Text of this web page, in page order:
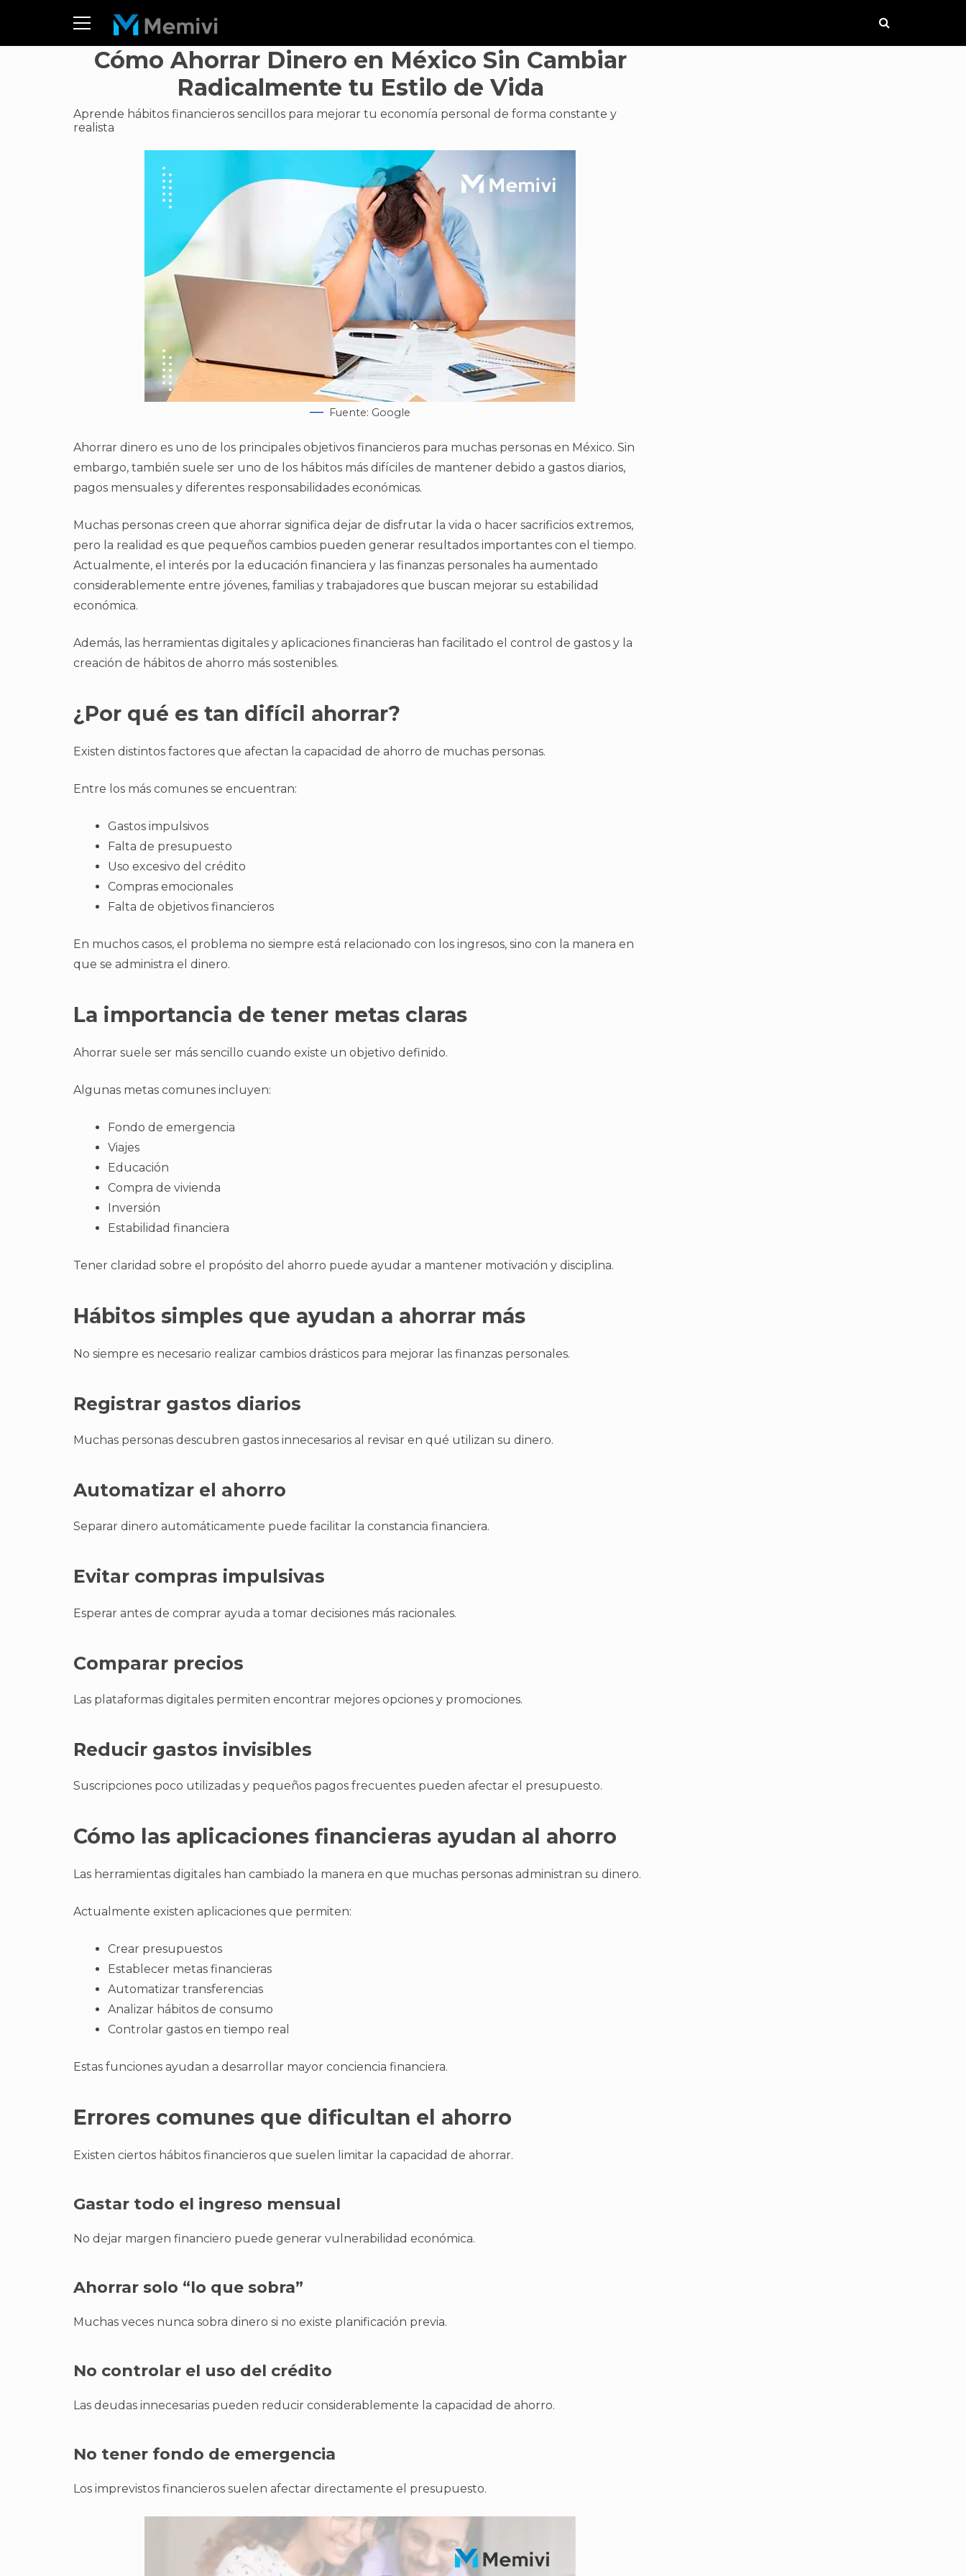
Cómo Ahorrar Dinero en México Sin Cambiar
Radicalmente tu Estilo de Vida
Aprende hábitos financieros sencillos para mejorar tu economía personal de forma constante y
realista
Fuente: Google
Ahorrar dinero es uno de los principales objetivos financieros para muchas personas en México. Sin
embargo, también suele ser uno de los hábitos más difíciles de mantener debido a gastos diarios,
pagos mensuales y diferentes responsabilidades económicas.
Muchas personas creen que ahorrar significa dejar de disfrutar la vida o hacer sacrificios extremos,
pero la realidad es que pequeños cambios pueden generar resultados importantes con el tiempo.
Actualmente, el interés por la educación financiera y las finanzas personales ha aumentado
considerablemente entre jóvenes, familias y trabajadores que buscan mejorar su estabilidad
económica.
Además, las herramientas digitales y aplicaciones financieras han facilitado el control de gastos y la
creación de hábitos de ahorro más sostenibles.
¿Por qué es tan difícil ahorrar?
Existen distintos factores que afectan la capacidad de ahorro de muchas personas.
Entre los más comunes se encuentran:
Gastos impulsivos
Falta de presupuesto
Uso excesivo del crédito
Compras emocionales
Falta de objetivos financieros
En muchos casos, el problema no siempre está relacionado con los ingresos, sino con la manera en
que se administra el dinero.
La importancia de tener metas claras
Ahorrar suele ser más sencillo cuando existe un objetivo definido.
Algunas metas comunes incluyen:
Fondo de emergencia
Viajes
Educación
Compra de vivienda
Inversión
Estabilidad financiera
Tener claridad sobre el propósito del ahorro puede ayudar a mantener motivación y disciplina.
Hábitos simples que ayudan a ahorrar más
No siempre es necesario realizar cambios drásticos para mejorar las finanzas personales.
Registrar gastos diarios
Muchas personas descubren gastos innecesarios al revisar en qué utilizan su dinero.
Automatizar el ahorro
Separar dinero automáticamente puede facilitar la constancia financiera.
Evitar compras impulsivas
Esperar antes de comprar ayuda a tomar decisiones más racionales.
Comparar precios
Las plataformas digitales permiten encontrar mejores opciones y promociones.
Reducir gastos invisibles
Suscripciones poco utilizadas y pequeños pagos frecuentes pueden afectar el presupuesto.
Cómo las aplicaciones financieras ayudan al ahorro
Las herramientas digitales han cambiado la manera en que muchas personas administran su dinero.
Actualmente existen aplicaciones que permiten:
Crear presupuestos
Establecer metas financieras
Automatizar transferencias
Analizar hábitos de consumo
Controlar gastos en tiempo real
Estas funciones ayudan a desarrollar mayor conciencia financiera.
Errores comunes que dificultan el ahorro
Existen ciertos hábitos financieros que suelen limitar la capacidad de ahorrar.
Gastar todo el ingreso mensual
No dejar margen financiero puede generar vulnerabilidad económica.
Ahorrar solo “lo que sobra”
Muchas veces nunca sobra dinero si no existe planificación previa.
No controlar el uso del crédito
Las deudas innecesarias pueden reducir considerablemente la capacidad de ahorro.
No tener fondo de emergencia
Los imprevistos financieros suelen afectar directamente el presupuesto.